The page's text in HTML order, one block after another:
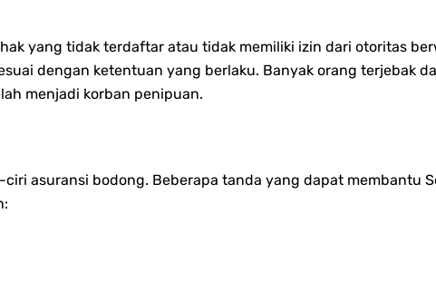
yang tidak terdaftar atau tidak memiliki izin dari otoritas
dengan ketentuan yang berlaku. Banyak orang terjebak
menjadi korban penipuan.
asuransi bodong. Beberapa tanda yang dapat membantu